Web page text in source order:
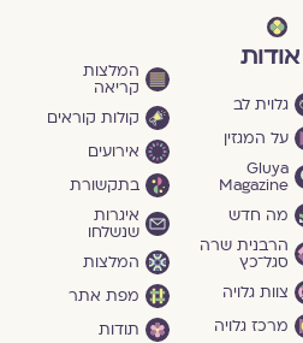
אודות
גלוית לב
על המגזין
Gluya
Magazine
מה חדש
הרבנית שרה
סגל־כץ
צוות גלויה
מרכז גלויה
המלצות
קריאה
קולות קוראים
אירועים
בתקשורת
איגרות
שנשלחו
המלצות
מפת אתר
תודות